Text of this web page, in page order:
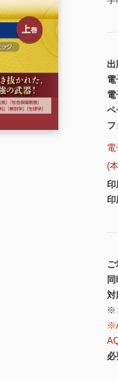
出
電
電
ペ
フ
電
(
印
印
対
※